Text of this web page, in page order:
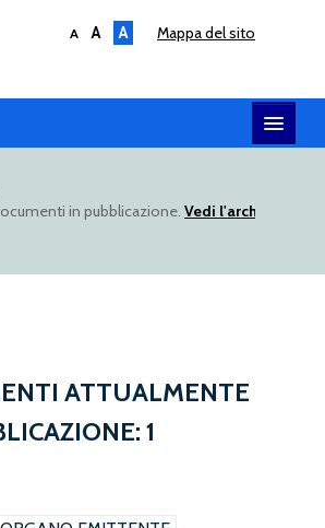
mappa del sito
A A A
in pubblicazione. Vedi l'archivio
ATTUALMENTE
1